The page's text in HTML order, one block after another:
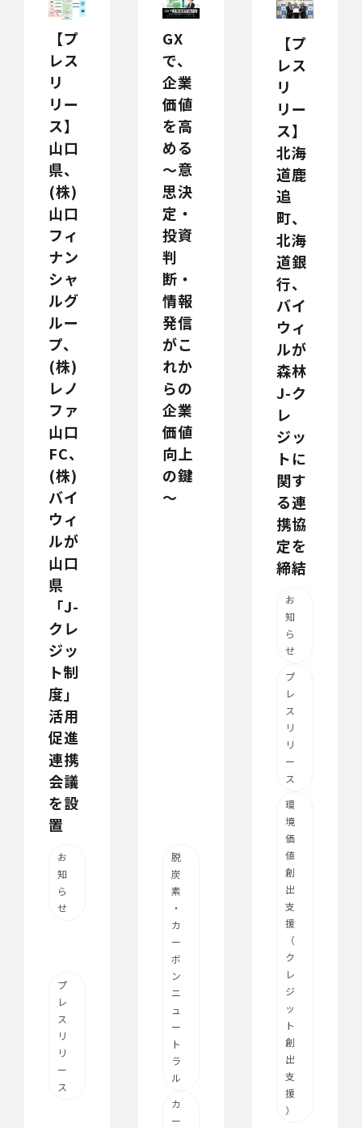
【プ
レス
リ
リー
ス】
山口
県、
(株)
山口
フィ
ナン
シャ
ルグ
ルー
プ、
(株)
レノ
ファ
山口
FC、
(株)
バイ
ウィ
ルが
山口
県
「J-
クレ
ジッ
ト制
度」
活用
促進
連携
会議
を設
置
お
知
ら
せ
プ
レ
ス
リ
リ
ー
ス
GX
で、
企業
価値
を高
める
～意
思決
定・
投資
判
断・
情報
発信
がこ
れか
らの
企業
価値
向上
の鍵
～
脱
炭
素
・
カ
ー
ボ
ン
ニ
ュ
ー
ト
ラ
ル
カ
ー
【プ
レス
リ
リー
ス】
北海
道鹿
追
町、
北海
道銀
行、
バイ
ウィ
ルが
森林
J-ク
レ
ジッ
トに
関す
る連
携協
定を
締結
お
知
ら
せ
プ
レ
ス
リ
リ
ー
ス
環
境
価
値
創
出
支
援
（
ク
レ
ジ
ッ
ト
創
出
支
援
）